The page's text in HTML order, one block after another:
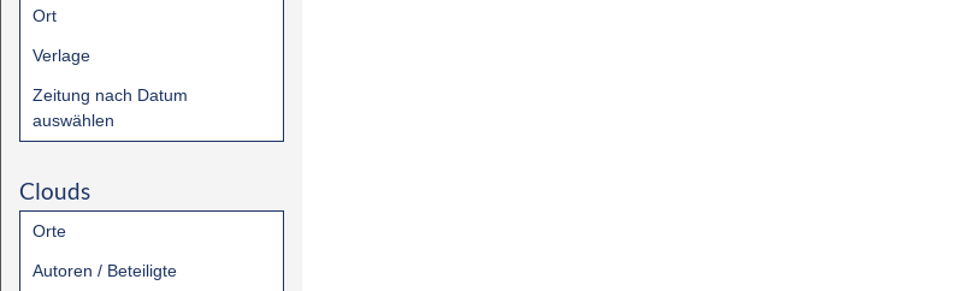
Ort
Verlage
Zeitung nach Datum
auswählen
Clouds
Orte
Autoren / Beteiligte